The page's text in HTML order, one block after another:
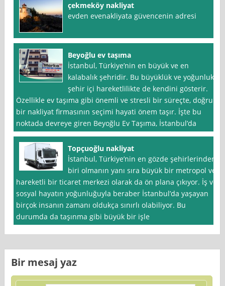
çekmeköy nakliyat
evden evenakliyata güvencenin adresi
Beyoğlu ev taşıma
İstanbul, Türkiye’nin en büyük ve en
kalabalık şehridir. Bu büyüklük ve yoğunluk,
şehir içi hareketlilikte de kendini gösterir.
Özellikle ev taşıma gibi önemli ve stresli bir süreçte, doğru
bir nakliyat firmasının seçimi hayati önem taşır. İşte bu
noktada devreye giren Beyoğlu Ev Taşıma, İstanbul’da
Topçuoğlu nakliyat
İstanbul, Türkiye’nin en gözde şehirlerinden
biri olmanın yanı sıra büyük bir metropol ve
hareketli bir ticaret merkezi olarak da ön plana çıkıyor. İş ve
sosyal hayatın yoğunluğuyla beraber İstanbul’da yaşayan
birçok insanın zamanı oldukça sınırlı olabiliyor. Bu
durumda da taşınma gibi büyük bir işle
Bir mesaj yaz